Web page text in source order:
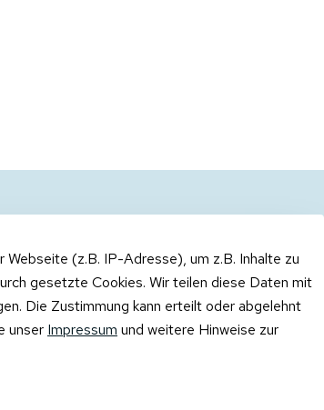
(z.B. IP-Adresse), um z.B. Inhalte zu
gesetzte Cookies. Wir teilen diese Daten mit
Die Zustimmung kann erteilt oder abgelehnt
unser Impressum und weitere Hinweise zur